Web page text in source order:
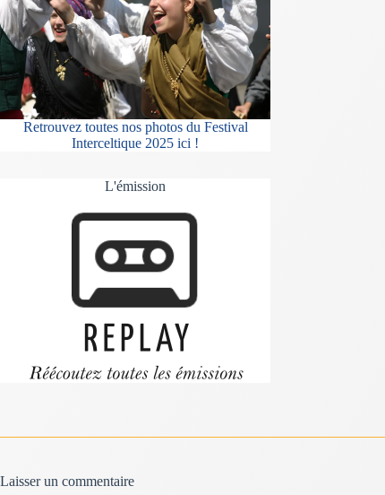
Retrouvez toutes nos photos du Festival
Interceltique 2025 ici !
L'émission
Laisser un commentaire